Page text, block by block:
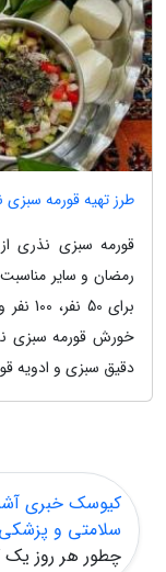
طرز تهیه قورمه سبزی نذری برای
قورمه سبزی نذری
رمضان و سایر
خورش قورمه سبزی
دقیق سبزی و ادویه
کیوسک خبری
سلامتی و پزشکی
چطور هر روز یک